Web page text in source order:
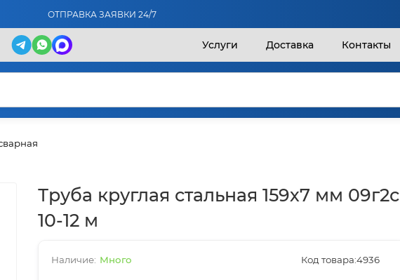
ОТПРАВКА ЗАЯВКИ 24/7
Услуги Доставка Контакты
Труба круглая стальная 159х7 мм 09г2с
10-12 м
Много Код товара:4936